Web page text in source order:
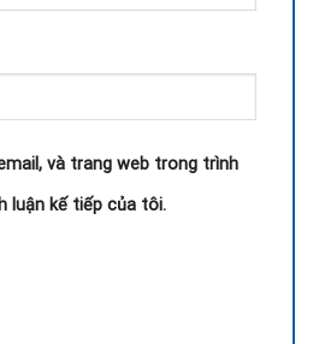
và trang web trong trình
luận kế tiếp của tôi.